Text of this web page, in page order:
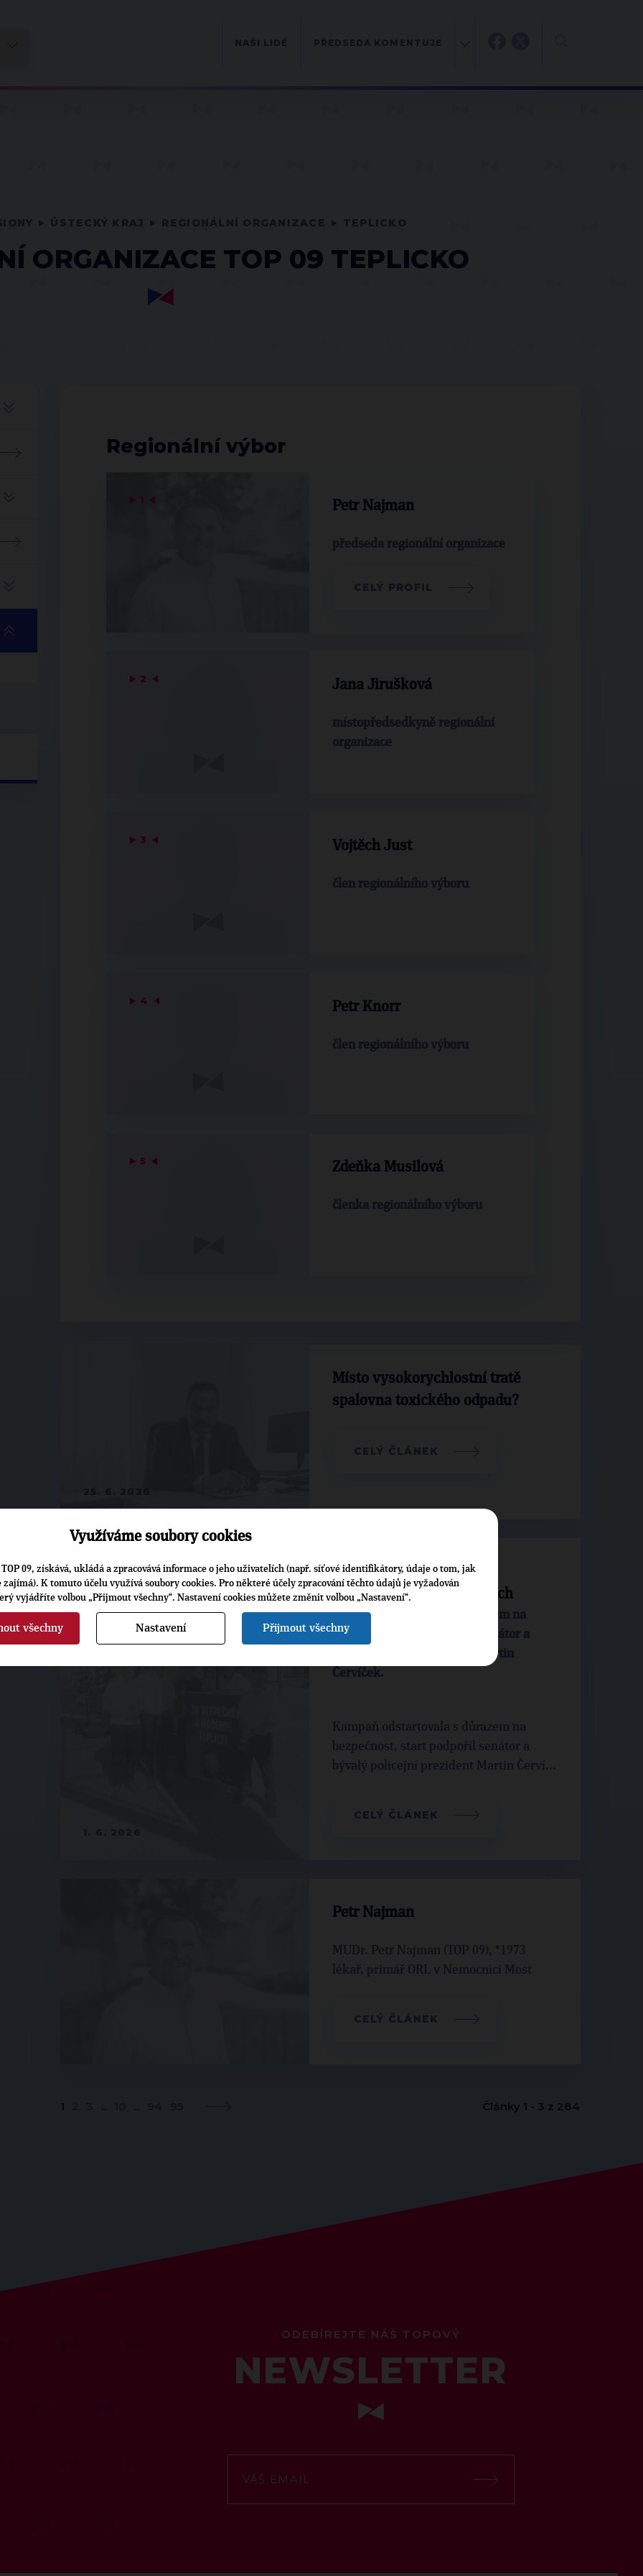
ORGANIZACE TOP 09 TEPLICKO
Regionální výbor
▶ 1 ◀ Petr Najman
předseda regionální organizace
CELÝ PROFIL
▶ 2 ◀ Jana Jirušková
místopředsedkyně regionální
organizace
▶ 3 ◀ Vojtěch Just
člen regionálního výboru
▶ 4 ◀ Petr Knorr
člen regionálního výboru
▶ 5 ◀ Zdeňka Musilová
členka regionálního výboru
Místo vysokorychlostní tratě
spalovna toxického odpadu?
CELÝ ČLÁNEK
Zástupci TOP 09 posilují
kandidátku ODS v Teplicích
Kampaň odstartovala s důrazem na
bezpečnost, start podpořil senátor a
bývalý policejní prezident Martin
Červíček.
Kampaň odstartovala s důrazem na
bezpečnost, start podpořil senátor a
bývalý policejní prezident Martin Červí...
CELÝ ČLÁNEK
Petr Najman
MUDr. Petr Najman (TOP 09), *1973
lékař, primář ORL v Nemocnici Most
CELÝ ČLÁNEK
1 ... ... Články 1 - 3 z 284
ODEBÍREJTE NÁŠ TOPOVÝ
NEWSLETTER
Využíváme soubory cookies
09, získává, ukládá a zpracovává informace o jeho uživatelích (např. síťové identifikátory, údaje o tom, jak
K tomuto účelu využívá soubory cookies. Pro některé účely zpracování těchto údajů je vyžadován
vyjádříte volbou „Přijmout všechny“. Nastavení cookies můžete změnit volbou „Nastavení“.
všechny Nastavení Přijmout všechny